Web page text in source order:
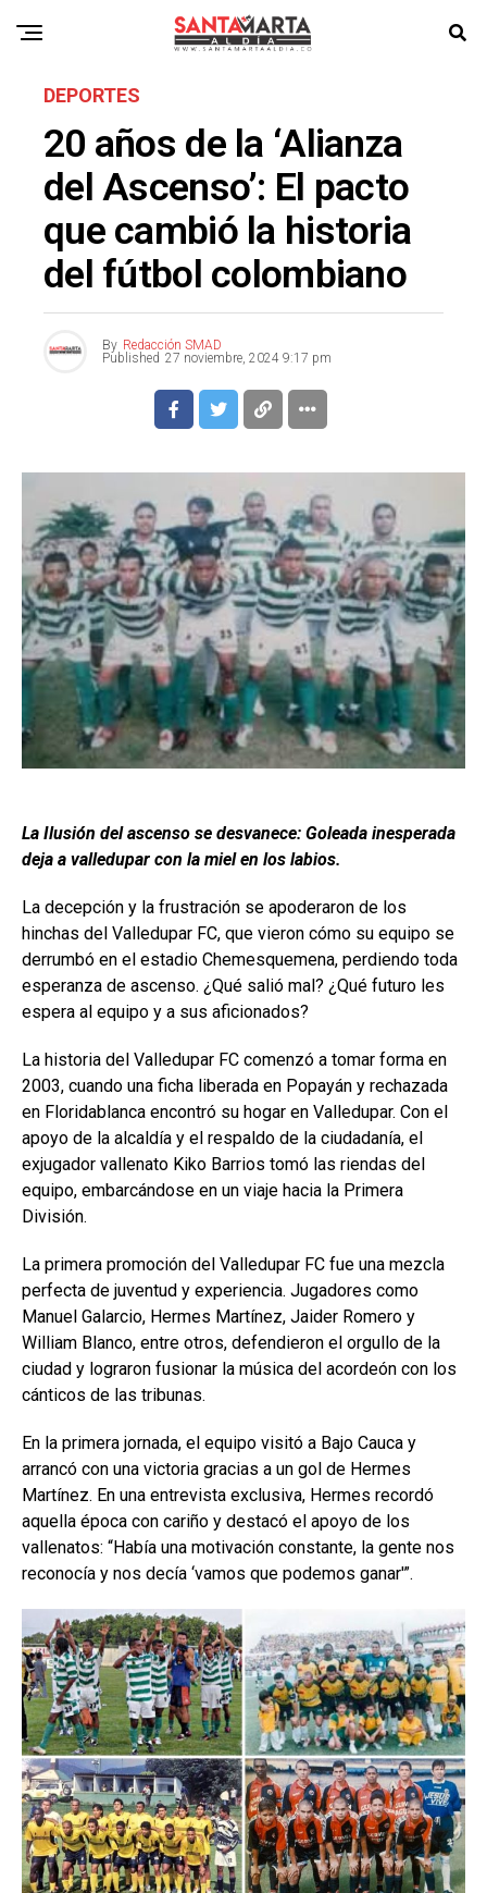
DEPORTES
20 años de la ‘Alianza
del Ascenso’: El pacto
que cambió la historia
del fútbol colombiano
By Redacción SMAD
Published 27 noviembre, 2024 9:17 pm
La Ilusión del ascenso se desvanece: Goleada inesperada
deja a valledupar con la miel en los labios.
La decepción y la frustración se apoderaron de los
hinchas del Valledupar FC, que vieron cómo su equipo se
derrumbó en el estadio Chemesquemena, perdiendo toda
esperanza de ascenso. ¿Qué salió mal? ¿Qué futuro les
espera al equipo y a sus aficionados?
La historia del Valledupar FC comenzó a tomar forma en
2003, cuando una ficha liberada en Popayán y rechazada
en Floridablanca encontró su hogar en Valledupar. Con el
apoyo de la alcaldía y el respaldo de la ciudadanía, el
exjugador vallenato Kiko Barrios tomó las riendas del
equipo, embarcándose en un viaje hacia la Primera
División.
La primera promoción del Valledupar FC fue una mezcla
perfecta de juventud y experiencia. Jugadores como
Manuel Galarcio, Hermes Martínez, Jaider Romero y
William Blanco, entre otros, defendieron el orgullo de la
ciudad y lograron fusionar la música del acordeón con los
cánticos de las tribunas.
En la primera jornada, el equipo visitó a Bajo Cauca y
arrancó con una victoria gracias a un gol de Hermes
Martínez. En una entrevista exclusiva, Hermes recordó
aquella época con cariño y destacó el apoyo de los
vallenatos: “Había una motivación constante, la gente nos
reconocía y nos decía ‘vamos que podemos ganar'”.